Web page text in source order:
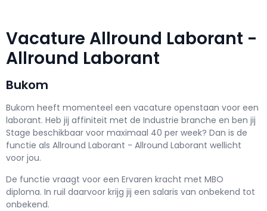
Vacature Allround Laborant -
Allround Laborant
Bukom
Bukom heeft momenteel een vacature openstaan voor een
laborant. Heb jij affiniteit met de Industrie branche en ben jij
Stage beschikbaar voor maximaal 40 per week? Dan is de
functie als Allround Laborant - Allround Laborant wellicht
voor jou.
De functie vraagt voor een Ervaren kracht met MBO
diploma. In ruil daarvoor krijg jij een salaris van onbekend tot
onbekend.